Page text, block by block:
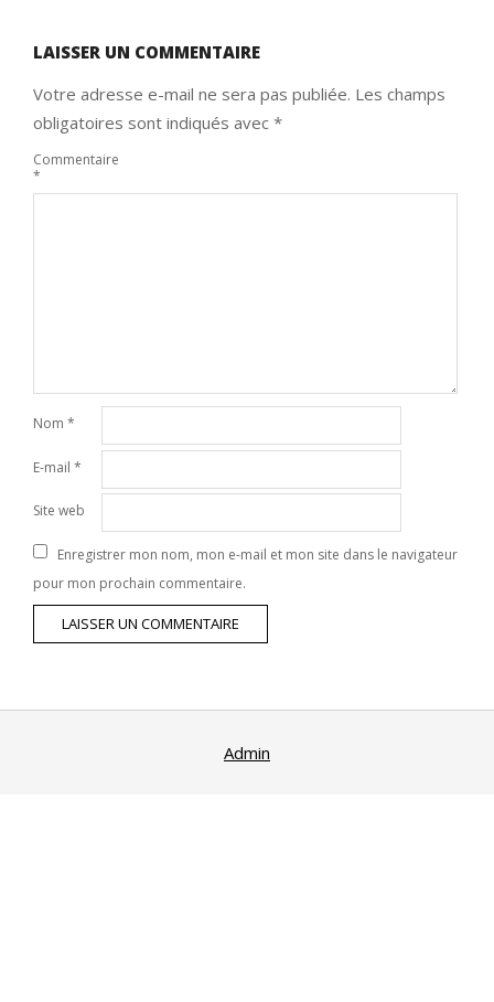
LAISSER UN COMMENTAIRE
Votre adresse e-mail ne sera pas publiée. Les champs
obligatoires sont indiqués avec *
Commentaire
*
Nom *
E-mail *
Site web
Enregistrer mon nom, mon e-mail et mon site dans le navigateur
pour mon prochain commentaire.
Admin